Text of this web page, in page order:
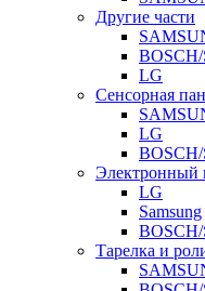
Другие части
LG
Сенсорная
LG
Электронный
LG
Samsung
Тарелка и